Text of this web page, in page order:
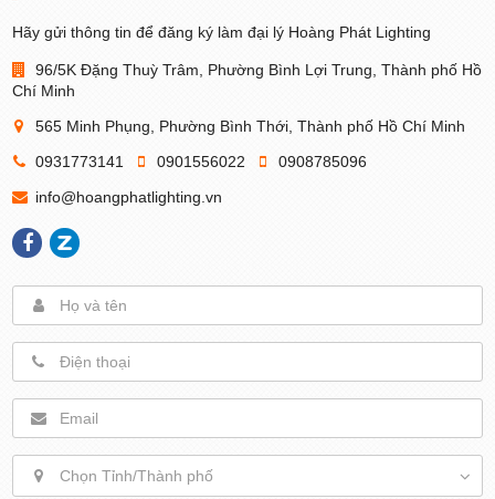
Hãy gửi thông tin để đăng ký làm đại lý Hoàng Phát Lighting
96/5K Đặng Thuỳ Trâm, Phường Bình Lợi Trung, Thành phố Hồ
Chí Minh
565 Minh Phụng, Phường Bình Thới, Thành phố Hồ Chí Minh
0931773141
0901556022
0908785096
info@hoangphatlighting.vn
Chọn Tỉnh/Thành phố